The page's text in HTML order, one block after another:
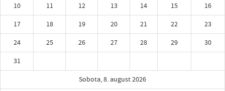
10
11 12 13 14 15
16
17
18 19 20 21 22
23
24
25 26 27 28 29
30
31
Sobota, 8. august 2026